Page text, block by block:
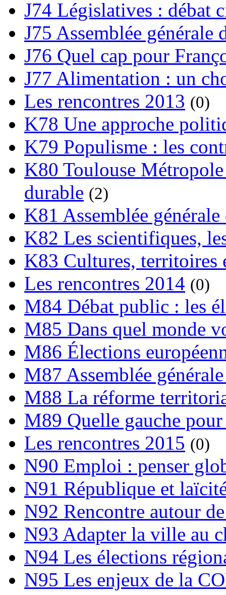
J74 Législatives : débat
J75 Assemblée générale
J76 Quel cap pour
J77 Alimentation : un
Les rencontres 2013 (0)
K78 Une approche
K79 Populisme : les
K80 Toulouse
durable (2)
K81 Assemblée
K82 Les scientifiques,
K83 Cultures, territoires
Les rencontres 2014 (0)
M84 Débat public : les
M85 Dans quel monde
M86 Élections
M87 Assemblée
M88 La réforme
M89 Quelle gauche
Les rencontres 2015 (0)
N90 Emploi : penser
N91 République et
N92 Rencontre autour
N93 Adapter la ville au
N94 Les élections
N95 Les enjeux de la